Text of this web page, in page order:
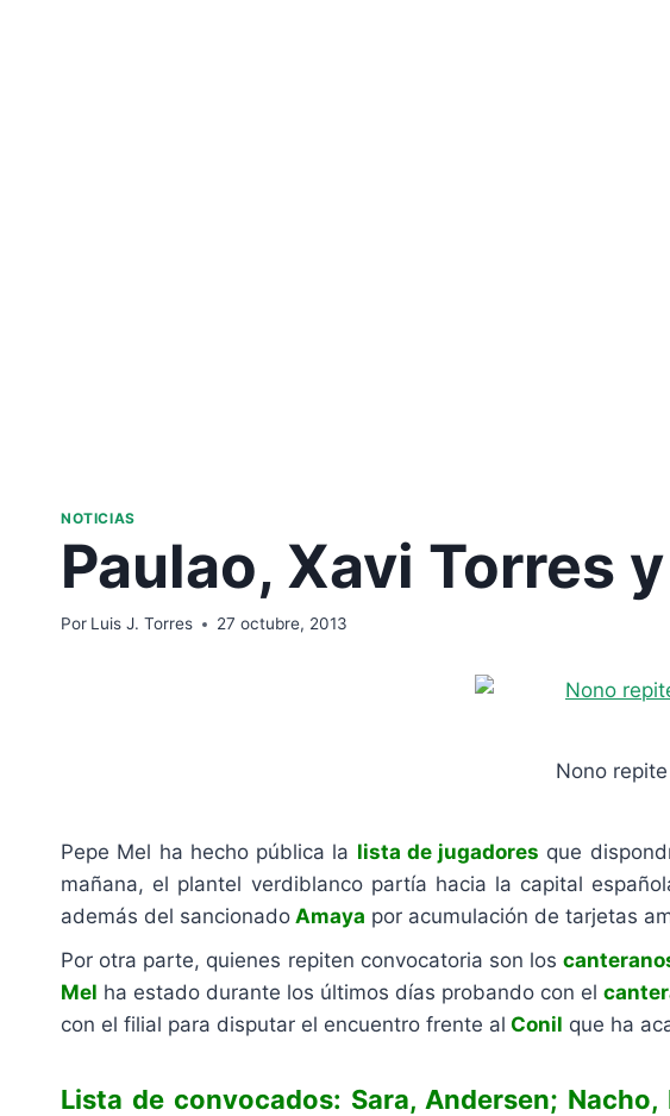
NOTICIAS
Paulao, Xavi Torres
Por Luis J. Torres 27 octubre, 2013
Nono
Pepe Mel ha hecho pública la lista de jugadores que
mañana, el plantel verdiblanco partía hacia la capital
además del sancionado Amaya por acumulación de tarjetas
Por otra parte, quienes repiten convocatoria son los
Mel ha estado durante los últimos días probando con el
con el filial para disputar el encuentro frente al Conil que ha
Lista de convocados: Sara, Andersen;